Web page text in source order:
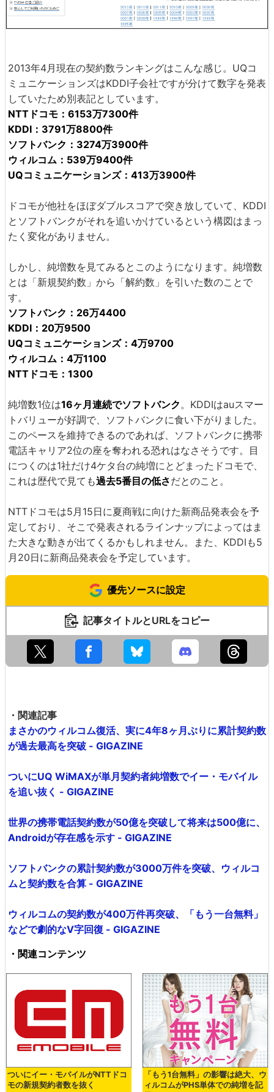
2013年4月現在の契約数ランキングはこんな感じ。UQコ
ミュニケーションズはKDDI子会社ですが分けて数字を発表
していたため別表記としています。
NTTドコモ：6153万7300件
KDDI：3791万8800件
ソフトバンク：3274万3900件
ウィルコム：539万9400件
UQコミュニケーションズ：413万3900件
ドコモが他社をほぼダブルスコアで突き放していて、KDDI
とソフトバンクがそれを追いかけているという構図はまっ
たく変化がありません。
しかし、純増数を見てみるとこのようになります。純増数
とは「新規契約数」から「解約数」を引いた数のことで
す。
ソフトバンク：26万4400
KDDI：20万9500
UQコミュニケーションズ：4万9700
ウィルコム：4万1100
NTTドコモ：1300
純増数1位は16ヶ月連続でソフトバンク。KDDIはauスマー
トバリューが好調で、ソフトバンクに食い下がりました。
このペースを維持できるのであれば、ソフトバンクに携帯
電話キャリア2位の座を奪われる恐れはなさそうです。目
につくのは1社だけ4ケタ台の純増にとどまったドコモで、
これは歴代で見ても過去5番目の低さだとのこと。
NTTドコモは5月15日に夏商戦に向けた新商品発表会を予
定しており、そこで発表されるラインナップによってはま
た大きな動きが出てくるかもしれません。また、KDDIも5
月20日に新商品発表会を予定しています。
優先ソースに設定
記事タイトルとURLをコピー
・関連記事
まさかのウィルコム復活、実に4年8ヶ月ぶりに累計契約数
が過去最高を突破 - GIGAZINE
ついにUQ WiMAXが単月契約者純増数でイー・モバイル
を追い抜く - GIGAZINE
世界の携帯電話契約数が50億を突破して将来は500億に、
Androidが存在感を示す - GIGAZINE
ソフトバンクの累計契約数が3000万件を突破、ウィルコ
ムと契約数を合算 - GIGAZINE
ウィルコムの契約数が400万件再突破、「もう一台無料」
などで劇的なV字回復 - GIGAZINE
・関連コンテンツ
ついにイー・モバイルがNTTドコ
モの新規契約者数を抜く
「もう1台無料」の影響は絶大、ウ
ィルコムがPHS単体での純増を記